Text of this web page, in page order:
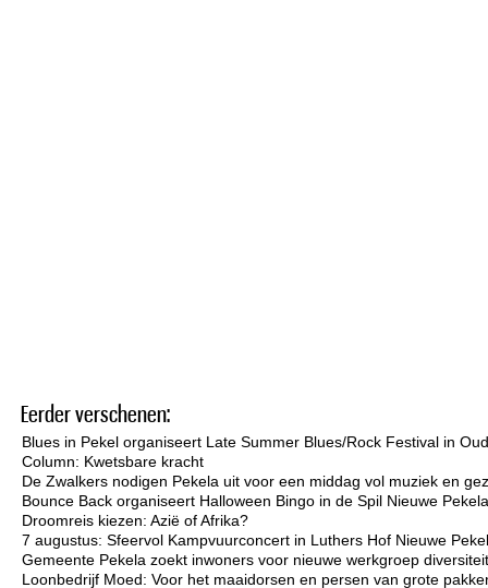
Eerder verschenen:
Blues in Pekel organiseert Late Summer Blues/Rock Festival in
Column: Kwetsbare kracht
De Zwalkers nodigen Pekela uit voor een middag vol muziek en
Bounce Back organiseert Halloween Bingo in de Spil Nieuwe Pekela
Droomreis kiezen: Azië of Afrika?
7 augustus: Sfeervol Kampvuurconcert in Luthers Hof Nieuwe
Gemeente Pekela zoekt inwoners voor nieuwe werkgroep
Loonbedrijf Moed: Voor het maaidorsen en persen van grote